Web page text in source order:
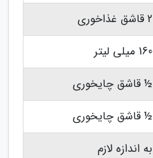
2 قاشق غذاخوری
160 میلی لیتر
½ قاشق چایخوری
½ قاشق چایخوری
به اندازه لازم